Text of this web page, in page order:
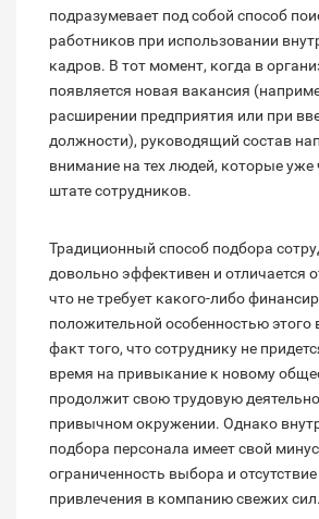
подразумевает под собой способ
работников при использовании
кадров. В тот момент, когда в
появляется новая вакансия
расширении предприятия или при
должности), руководящий состав
внимание на тех людей, которые уже
штате сотрудников.
Традиционный способ подбора
довольно эффективен и отличается
что не требует какого-либо
положительной особенностью этого
факт того, что сотруднику не
время на привыкание к новому
продолжит свою трудовую
привычном окружении. Однако
подбора персонала имеет свой
ограниченность выбора и
привлечения в компанию свежих сил.